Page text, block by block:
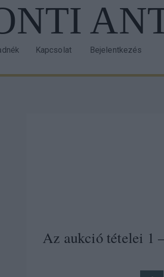
Kapcsolat
account
Bejelentkezés
Az aukció tételei 1